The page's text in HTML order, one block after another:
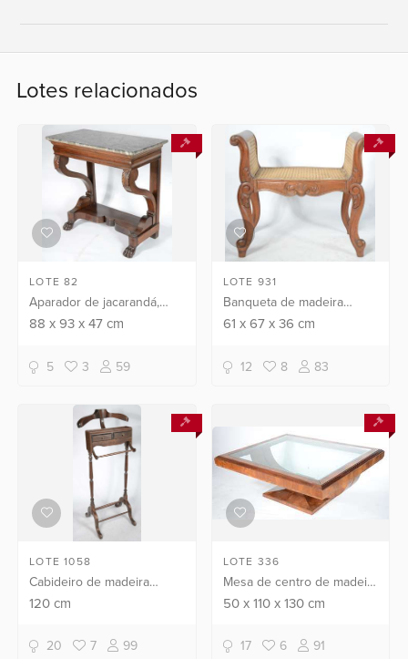
conosco
Lotes relacionados
LOTE 82
Aparador de jacarandá,
pernas frontais recurvas
recortado com pés de
garra, tampo de mármo...
88x 93x 47cm
5 3 59
LOTE 931
Banqueta de madeira
nobre com guirlandas
palhinha.
61 x67 x36 cm
12 8 83
LOTE 1058
Cabideiro de madeira
nobre.
120cm
20 7 99
LOTE 336
Mesa de centro de madeira
folheada em rádica, tampo
50 x110 x130 cm
17 6 91